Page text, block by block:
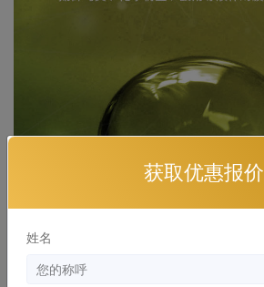
获取优惠报价
姓名